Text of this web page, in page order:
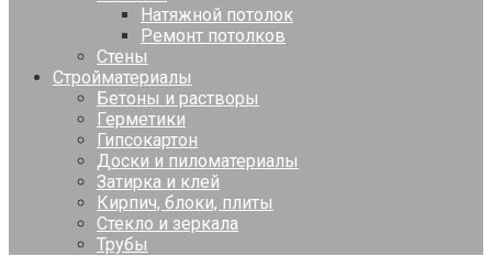
Натяжной потолок
Ремонт потолков
Стены
Стройматериалы
Бетоны и растворы
Герметики
Гипсокартон
Доски и пиломатериалы
Затирка и клей
Кирпич, блоки, плиты
Стекло и зеркала
Трубы